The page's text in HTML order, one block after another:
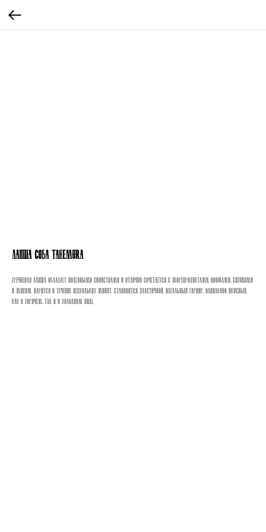
Лапша Соба TAKEMURA
Гречневая лапша обладает полезными свойствами и отлично сочетается с морепродуктами, овощами, специями
и мясом. Варится в течение нескольких минут, становится эластичной. Идеальный гарнир, одинаково вкусный,
как в горячем, так и в холодном виде.